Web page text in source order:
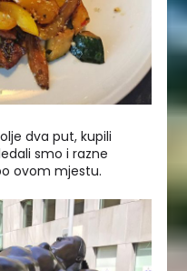
dva put, kupili
smo i razne
ovom mjestu.